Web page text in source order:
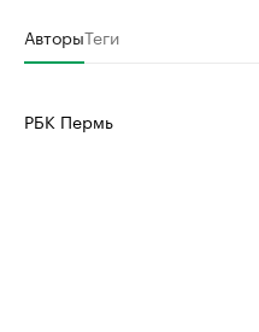
АвторыТеги
РБК Пермь